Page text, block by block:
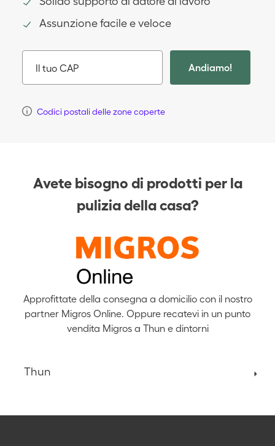
Assunzione facile e veloce
Il tuo CAP Andiamo!
Codici postali delle zone coperte
Avete bisogno di prodotti per la
pulizia della casa?
Approfittate della consegna a domicilio con il nostro
partner Migros Online. Oppure recatevi in un punto
vendita Migros a Thun e dintorni
Thun